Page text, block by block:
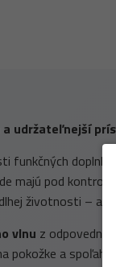
udržateľnejší
funkčných
majú pod
životnosti – a
vlnu z
pokožke a